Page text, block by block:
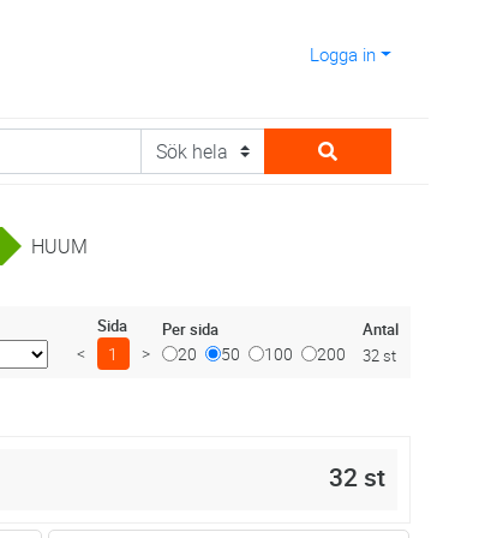
Logga in
HUUM
Sida
< 1 >
Per sida
20 50 100 200
Antal
32 st
32 st